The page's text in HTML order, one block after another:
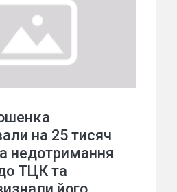
на 25 тисяч
недотримання
ТЦК та
його